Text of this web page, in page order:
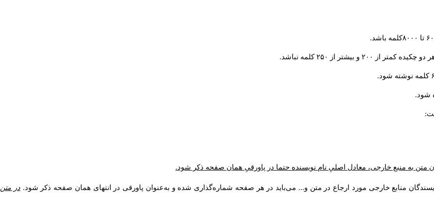
از ۲۵۰ کلمه نباشد.
شود.
متن به منبع خارجی، معادل اصلیِ نام نویسنده حتما در پاورقیِ همان صفحه ذکر شود.
منابع خارجی مورد ارجاع در متن و... می‌باید در هر صفحه شماره‌گذاری شده و به‌عنوان پاورقی در انتهای همان صفحه ذکر شود. در متن